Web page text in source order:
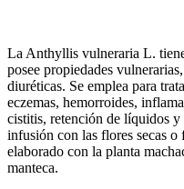
La Anthyllis vulneraria L.
posee propiedades
diuréticas. Se emplea para
eczemas, hemorroides,
cistitis, retención de líquidos y
infusión con las flores secas
elaborado con la planta
manteca.